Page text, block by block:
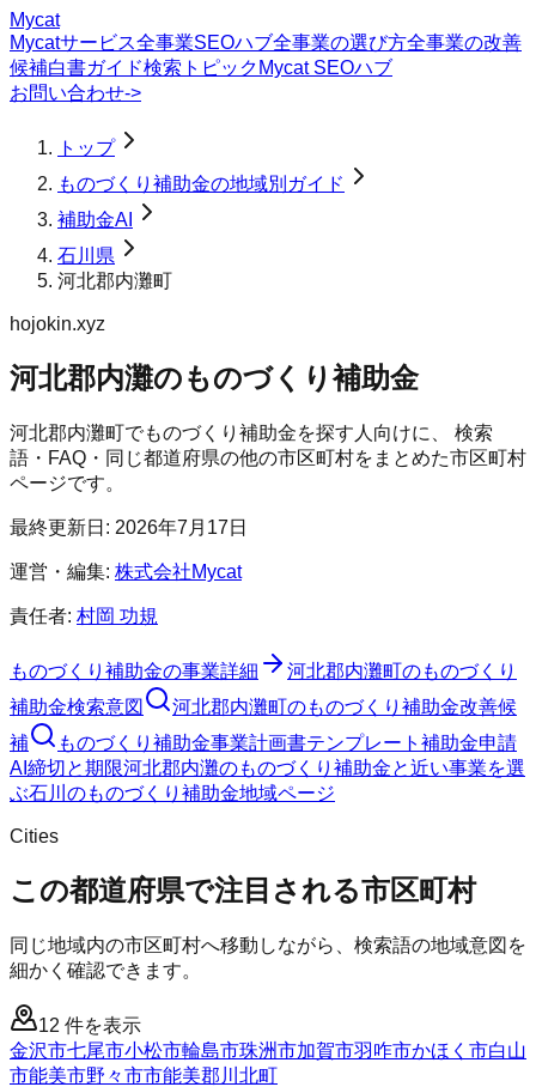
Mycat
Mycatサービス全事業SEOハブ全事業の選び方全事業の改善
候補白書ガイド検索トピック Mycat SEOハブ
お問い合わせ->
トップ
ものづくり補助金の地域別ガイド
補助金AI
石川県
河北郡内灘町
hojokin.xyz
河北郡内灘のものづくり補助金
河北郡内灘町でものづくり補助金を探す人向けに、 検索
語・FAQ・同じ都道府県の他の市区町村をまとめた市区町村
ページです。
最終更新日: 2026年7月17日
運営・編集: 株式会社Mycat
責任者: 村岡 功規
ものづくり補助金の事業詳細 河北郡内灘町のものづくり
補助金検索意図 河北郡内灘町のものづくり補助金改善候
補
ものづくり補助金事業計画書テンプレート 補助金申請
AI 締切と期限河北郡内灘のものづくり補助金と近い事業を選
ぶ石川 のものづくり補助金地域ページ
Cities
この都道府県で注目される市区町村
同じ地域内の市区町村へ移動しながら、検索語の地域意図を
細かく確認できます。
12 件を表示
金沢市七尾市小松市輪島市珠洲市加賀市羽咋市かほく市白山
市能美市野々市市能美郡川北町